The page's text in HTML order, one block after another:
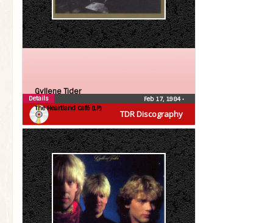
TDR Discography
Gyllene Tider
The Heartland Café (LP)
Feb 17, 1984•
Details